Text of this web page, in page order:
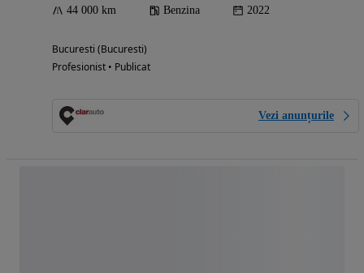
44 000 km Benzina 2022
Bucuresti (Bucuresti)
Profesionist • Publicat
Vezi anunțurile